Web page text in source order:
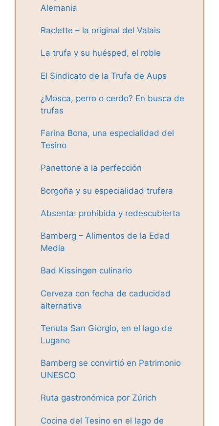
Alemania
Raclette – la original del Valais
La trufa y su huésped, el roble
El Sindicato de la Trufa de Aups
¿Mosca, perro o cerdo? En busca de
trufas
Farina Bona, una especialidad del
Tesino
Panettone a la perfección
Borgoña y su especialidad trufera
Absenta: prohibida y redescubierta
Bamberg – Alimentos de la Edad
Media
Bad Kissingen culinario
Cerveza con fecha de caducidad
alternativa
Tenuta San Giorgio, en el lago de
Lugano
Bamberg se convirtió en Patrimonio
UNESCO
Ruta gastronómica por Zúrich
Cocina del Tesino en el lago de